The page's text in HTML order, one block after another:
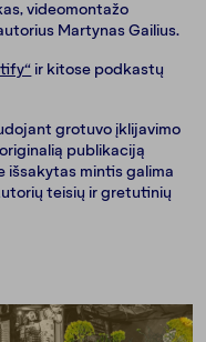
videomontažo
Martynas Gailius.
ir kitose podkastų
grotuvo įklijavimo
publikaciją
išsakytas mintis galima
teisių ir gretutinių